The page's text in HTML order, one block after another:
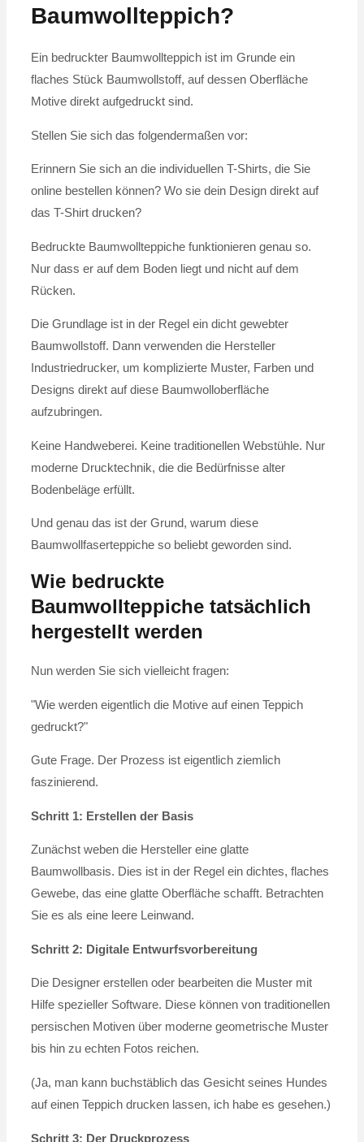
Baumwollteppich?
Ein bedruckter Baumwollteppich ist im Grunde ein
flaches Stück Baumwollstoff, auf dessen Oberfläche
Motive direkt aufgedruckt sind.
Stellen Sie sich das folgendermaßen vor:
Erinnern Sie sich an die individuellen T-Shirts, die Sie
online bestellen können? Wo sie dein Design direkt auf
das T-Shirt drucken?
Bedruckte Baumwollteppiche funktionieren genau so.
Nur dass er auf dem Boden liegt und nicht auf dem
Rücken.
Die Grundlage ist in der Regel ein dicht gewebter
Baumwollstoff. Dann verwenden die Hersteller
Industriedrucker, um komplizierte Muster, Farben und
Designs direkt auf diese Baumwolloberfläche
aufzubringen.
Keine Handweberei. Keine traditionellen Webstühle. Nur
moderne Drucktechnik, die die Bedürfnisse alter
Bodenbeläge erfüllt.
Und genau das ist der Grund, warum diese
Baumwollfaserteppiche so beliebt geworden sind.
Wie bedruckte
Baumwollteppiche tatsächlich
hergestellt werden
Nun werden Sie sich vielleicht fragen:
"Wie werden eigentlich die Motive auf einen Teppich
gedruckt?"
Gute Frage. Der Prozess ist eigentlich ziemlich
faszinierend.
Schritt 1: Erstellen der Basis
Zunächst weben die Hersteller eine glatte
Baumwollbasis. Dies ist in der Regel ein dichtes, flaches
Gewebe, das eine glatte Oberfläche schafft. Betrachten
Sie es als eine leere Leinwand.
Schritt 2: Digitale Entwurfsvorbereitung
Die Designer erstellen oder bearbeiten die Muster mit
Hilfe spezieller Software. Diese können von traditionellen
persischen Motiven über moderne geometrische Muster
bis hin zu echten Fotos reichen.
(Ja, man kann buchstäblich das Gesicht seines Hundes
auf einen Teppich drucken lassen, ich habe es gesehen.)
Schritt 3: Der Druckprozess